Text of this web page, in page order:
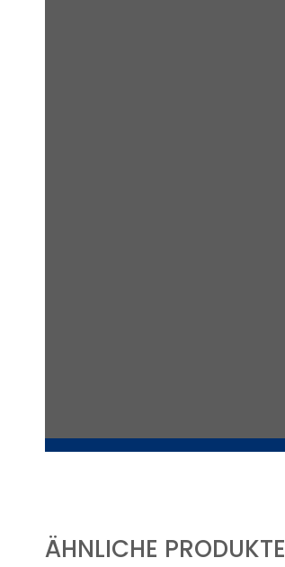
ÄHNLICHE PRODUKTE